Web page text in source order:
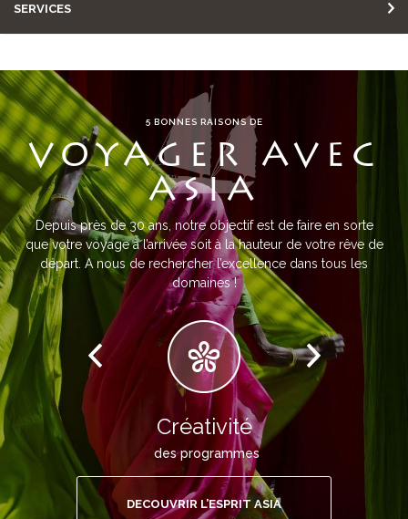
SERVICES
5 BONNES RAISONS DE
VOYAGER AVEC
ASIA
Depuis près de 30 ans, notre objectif est de faire en sorte
que votre voyage à l’arrivée soit à la hauteur de votre rêve de
départ. A nous de rechercher l’excellence dans tous les
domaines !
Créativité
des programmes
DECOUVRIR L’ESPRIT ASIA